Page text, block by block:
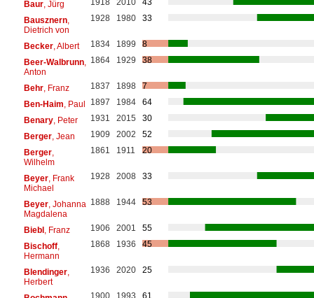
Baur, Jürg 1918 2010
43
Bausznern,
Dietrich von
1928 1980 33
Becker, Albert 1834 1899
8
Beer-Walbrunn,
Anton
1864 1929 38
Behr, Franz 1837 1898
7
Ben-Haim , Paul 1897 1984
64
Benary, Peter 1931 2015
30
Berger, Jean 1909 2002
52
Berger,
Wilhelm
1861 1911 20
Beyer, Frank
Michael
1928 2008 33
Beyer, Johanna
Magdalena
1888 1944 53
Biebl, Franz 1906 2001
55
Bischoff,
Hermann
1868 1936 45
Blendinger,
Herbert
1936 2020 25
1900 1993 61